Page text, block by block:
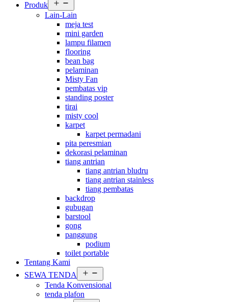
Produk
menu
Lain-Lain
meja test
mini garden
lampu filamen
flooring
bean bag
pelaminan
Misty Fan
pembatas vip
standing poster
tirai
misty cool
karpet
karpet permadani
pita peresmian
dekorasi pelaminan
tiang antrian
tiang antrian bludru
tiang antrian stainless
tiang pembatas
backdrop
gubugan
barstool
gong
panggung
podium
toilet portable
Tentang Kami
SEWA TENDA
menu
Tenda Konvensional
tenda plafon